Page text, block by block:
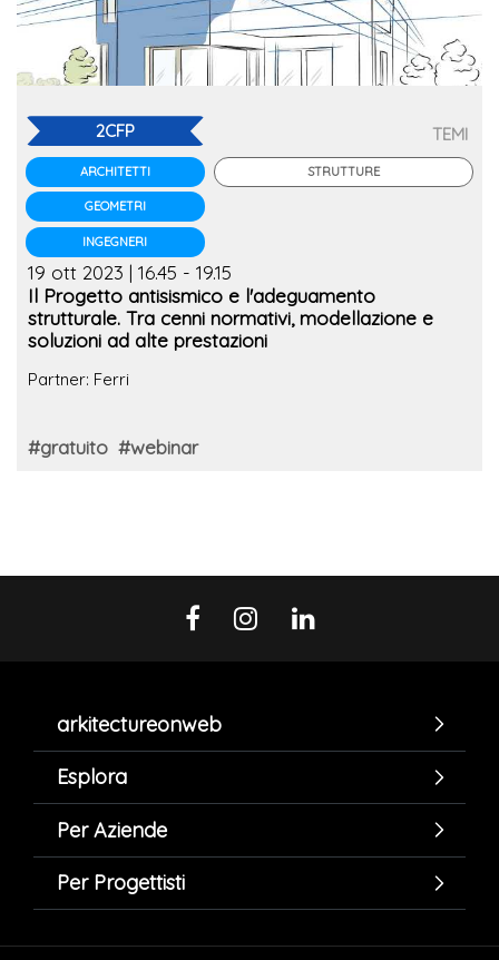
2CFP
ARCHITETTI
GEOMETRI
INGEGNERI
TEMI
STRUTTURE
19 ott 2023 | 16.45 - 19.15
Il Progetto antisismico e l'adeguamento
strutturale. Tra cenni normativi, modellazione e
soluzioni ad alte prestazioni
Partner: Ferri
#gratuito #webinar
arkitectureonweb
Esplora
Per Aziende
Per Progettisti